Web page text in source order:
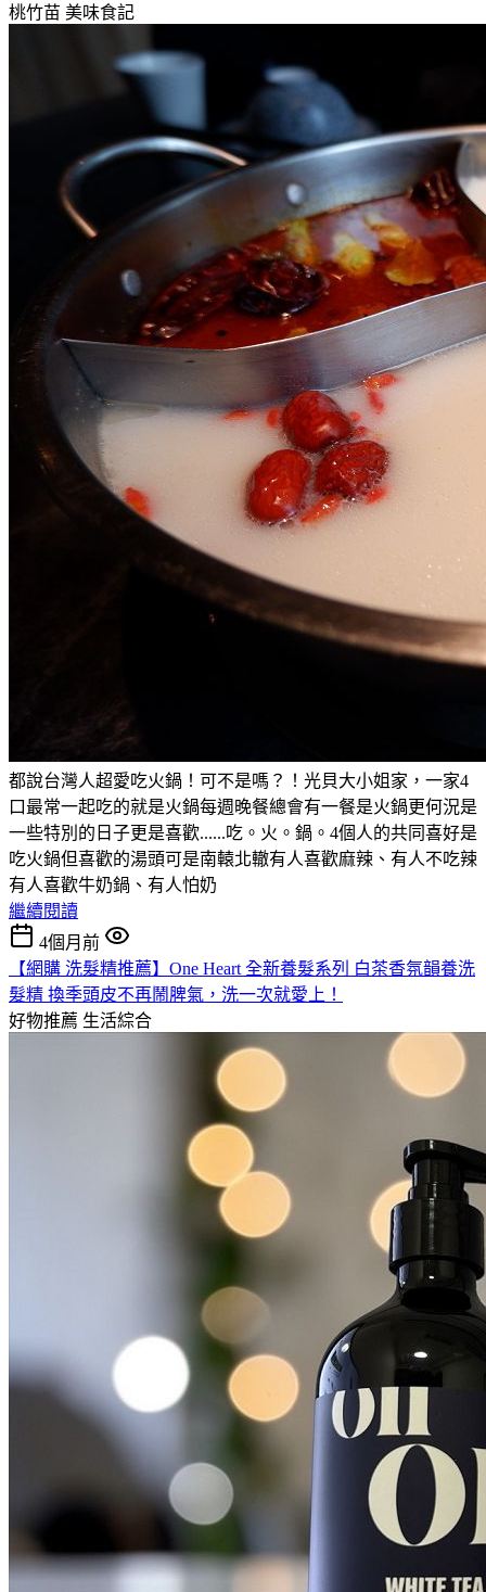
桃竹苗 美味食記
都說台灣人超愛吃火鍋！可不是嗎？！光貝大小姐家，一家4
口最常一起吃的就是火鍋每週晚餐總會有一餐是火鍋更何況是
一些特別的日子更是喜歡......吃。火。鍋。4個人的共同喜好是
吃火鍋但喜歡的湯頭可是南轅北轍有人喜歡麻辣、有人不吃辣
有人喜歡牛奶鍋、有人怕奶
繼續閱讀
4個月前
【網購 洗髮精推薦】One Heart 全新養髮系列 白茶香氛韻養洗
髮精 換季頭皮不再鬧脾氣，洗一次就愛上！
好物推薦 生活綜合